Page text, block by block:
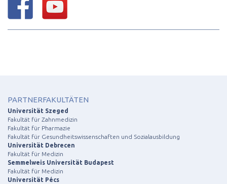
PARTNERFAKULTÄTEN
Universität Szeged
Fakultät für Zahnmedizin
Fakultät für Pharmazie
Fakultät für Gesundheitswissenschaften und Sozialausbildung
Universität Debrecen
Fakultät für Medizin
Semmelweis Universität Budapest
Fakultät für Medizin
Universität Pécs